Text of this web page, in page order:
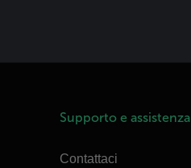
Supporto e assistenza
Contattaci